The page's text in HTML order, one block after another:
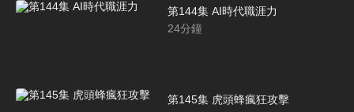
第144集 AI時代職涯力
24分鐘
第145集 虎頭蜂瘋狂攻擊